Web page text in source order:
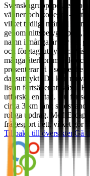
Svenskagruppspel.se
vänner och kollegor – ett
vilket tydligt märks i de
genomsnittsbetyget på
namn i många år när det
och företagsutflykter.
många återkommande och
presenterar vi Escape the
dagsutflykt! Du kan nu
listan fortsätter att växa.
utforska en stad. Du får se
cirka 3 km lång
roliga updrag. Med
frågesport i ett, vilket gör
Tillbaka till översikten Gå